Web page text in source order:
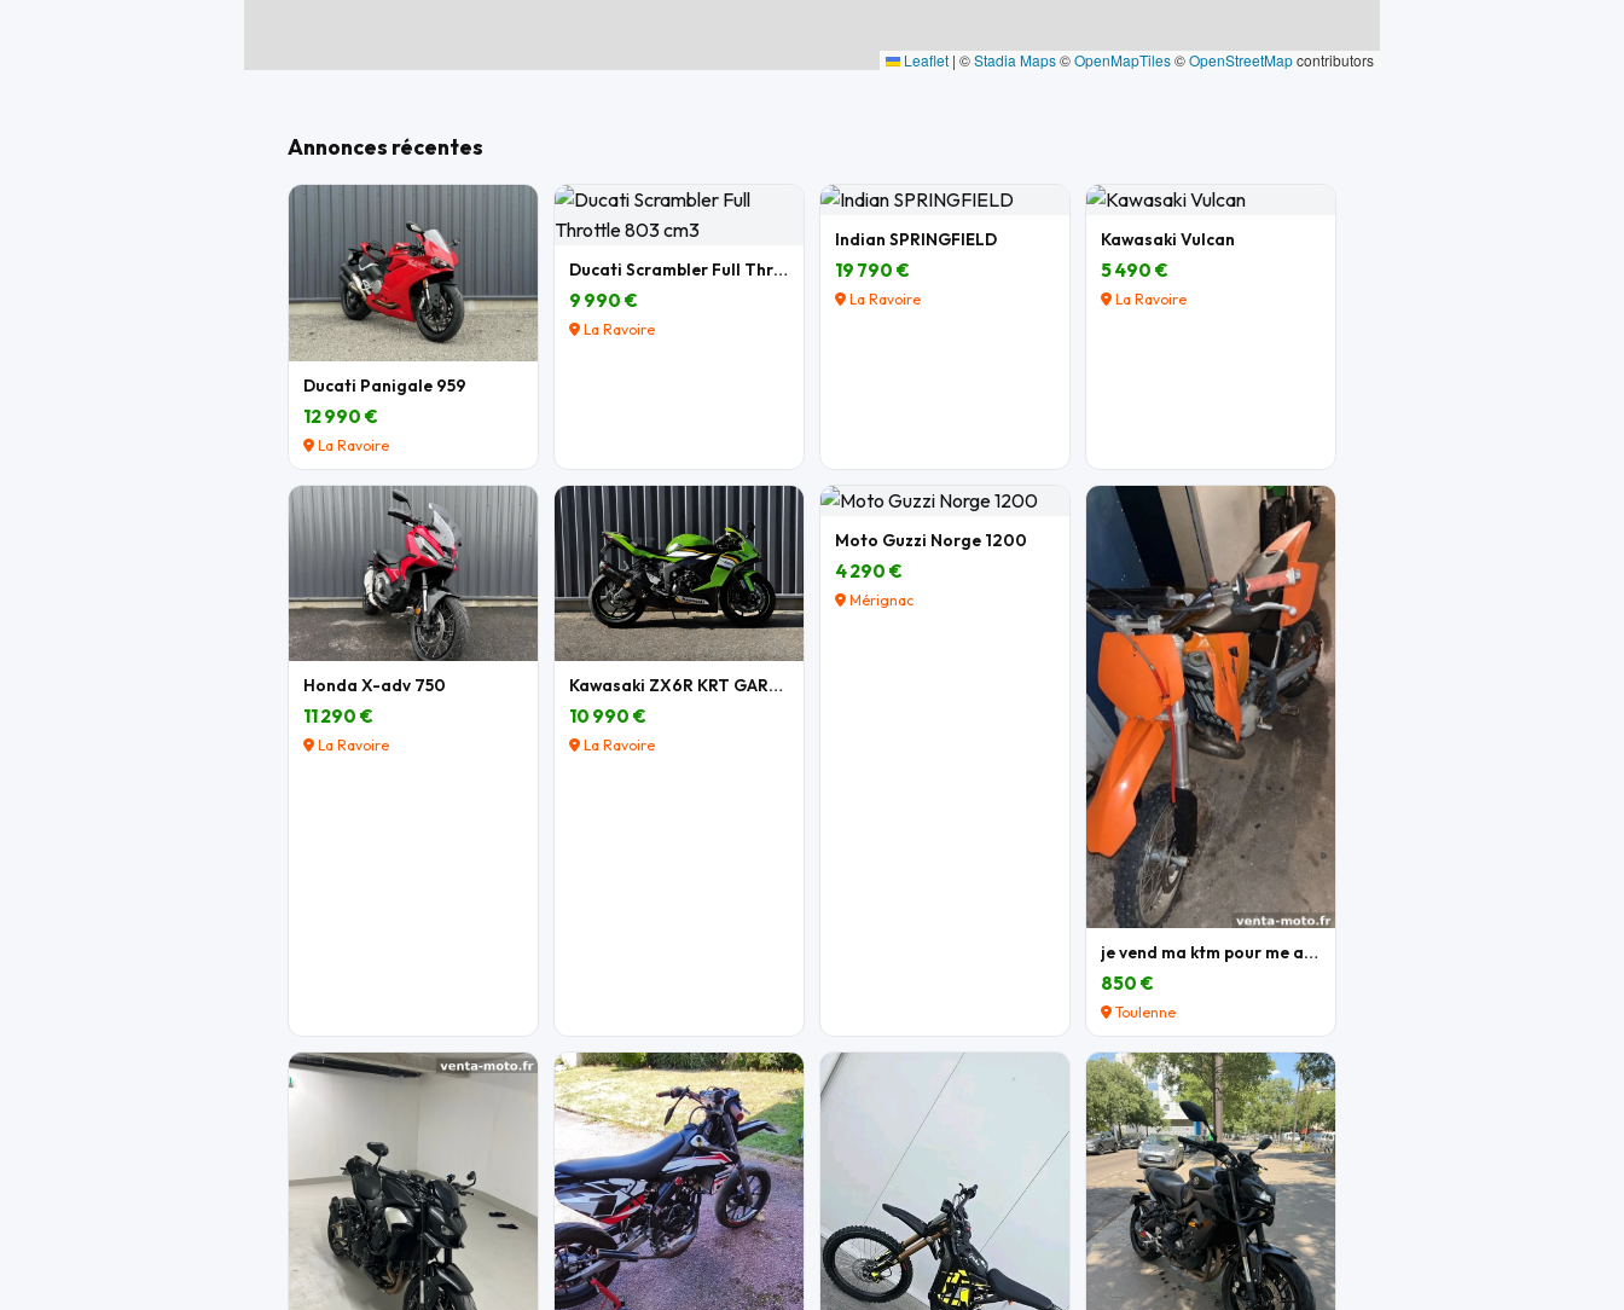
Leaflet | ©Stadia Maps©OpenMapTiles©OpenStreetMapcontributors
Annonces récentes
Ducati Panigale 959
12 990 €
La Ravoire
Ducati Scrambler Full Throttle 803 cm3
9 990 €
La Ravoire
Indian SPRINGFIELD
19 790 €
La Ravoire
Kawasaki Vulcan
5 490 €
La Ravoire
Honda X-adv 750
11 290 €
La Ravoire
Kawasaki ZX6R KRT GARANTIE
10 990 €
La Ravoire
Moto Guzzi Norge 1200
4 290 €
Mérignac
je vend ma ktm pour me acheter une autre moto
850 €
Toulenne